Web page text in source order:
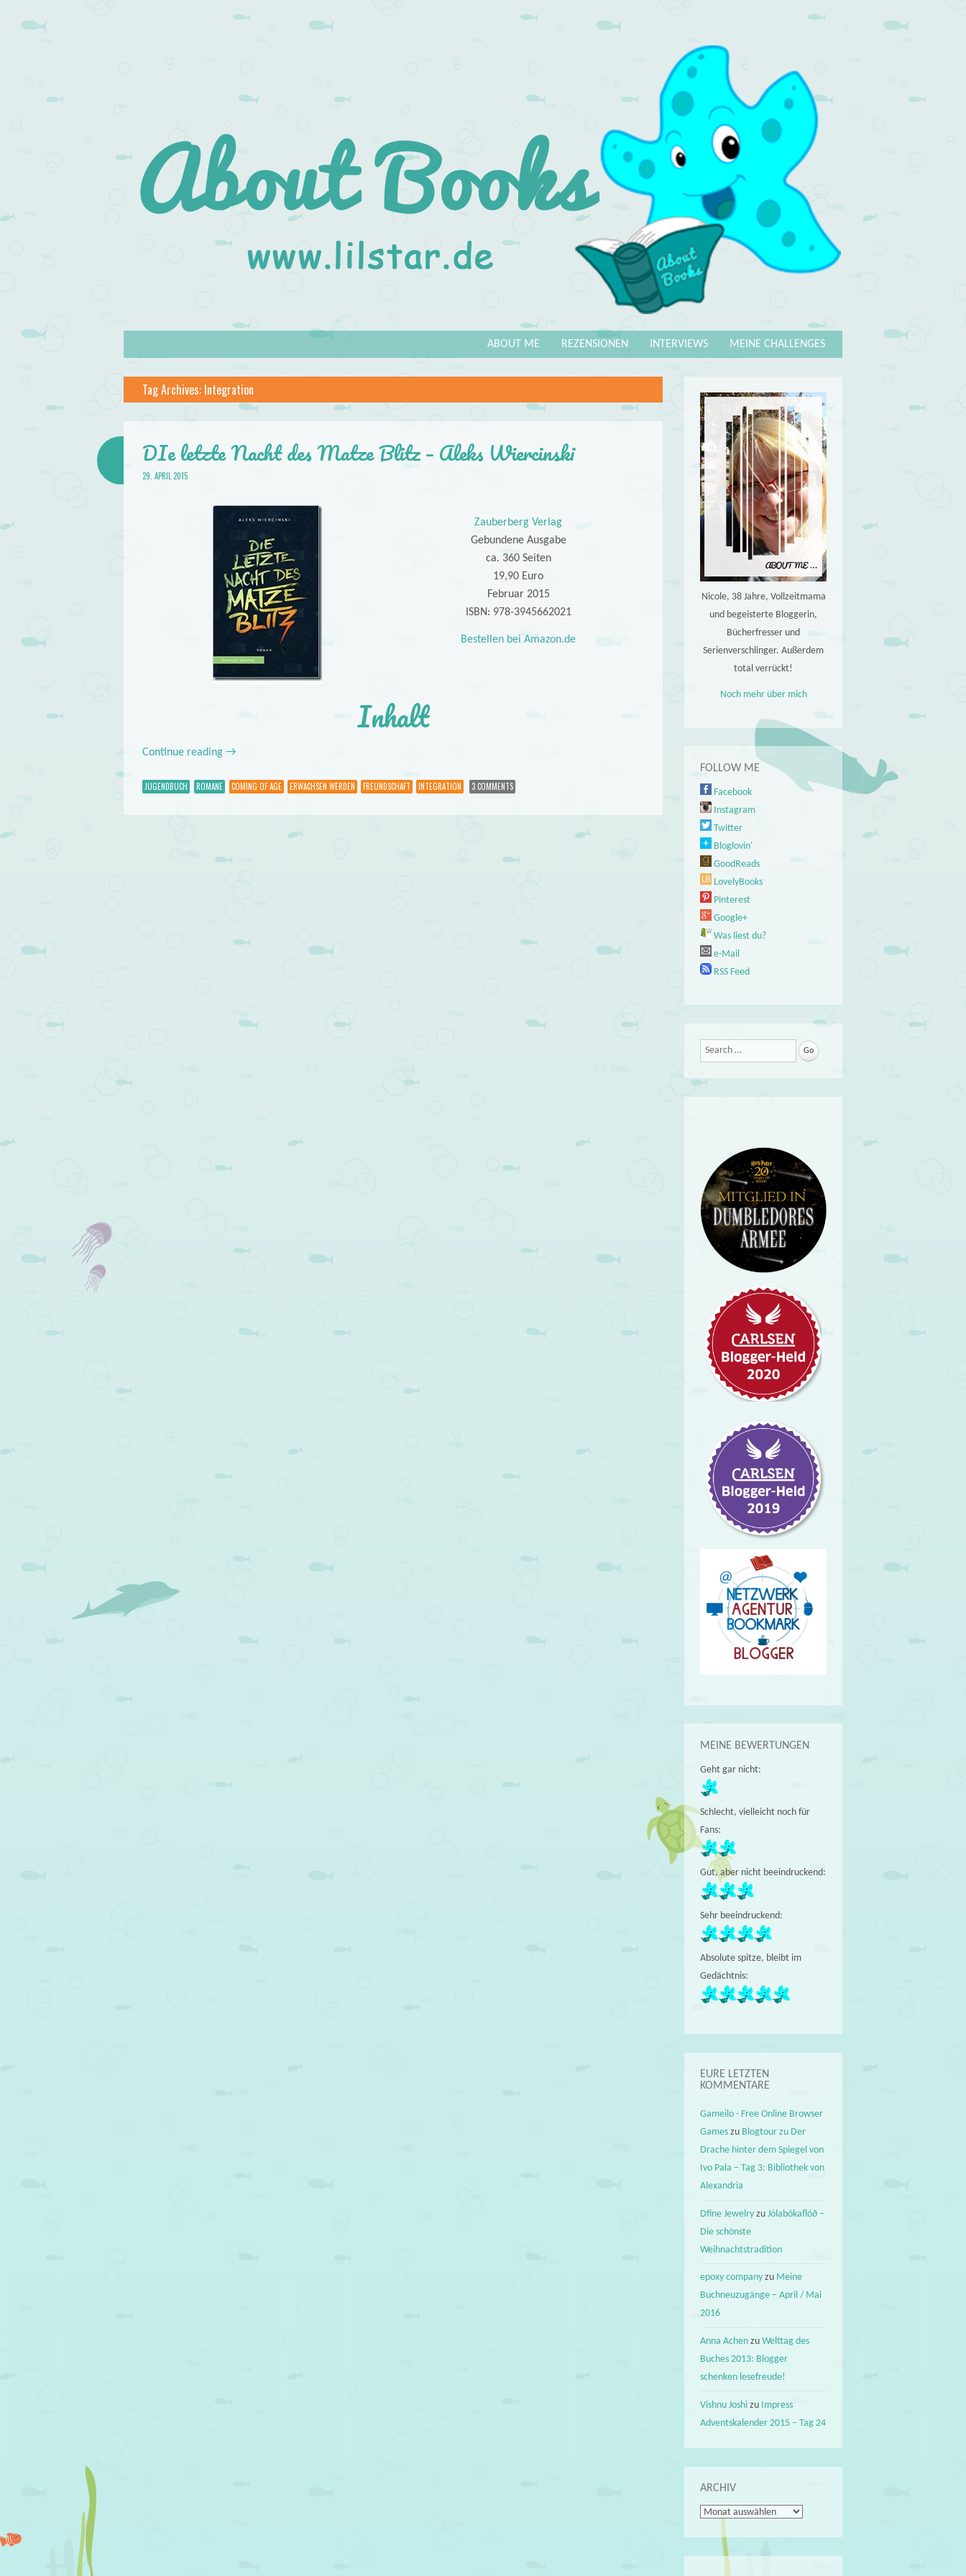
About
Books
Menu MEINE CHALLENGES
INTERVIEWS
REZENSIONEN
ABOUT ME
Tag Archives: Integration
DIe letzte Nacht des Matze Blitz – Aleks Wiercinski
29. APRIL 2015
Zauberberg Verlag
Gebundene Ausgabe
ca. 360 Seiten
19,90 Euro
Februar 2015
ISBN: 978-3945662021
Bestellen bei Amazon.de
Inhalt
Continue reading →
JUGENDBUCH ROMANE COMING OF AGE ERWACHSEN WERDEN FREUNDSCHAFT INTEGRATION 3 COMMENTS
Post navigation
Nicole, 38 Jahre, Vollzeitmama
und begeisterte Bloggerin,
Bücherfresser und
Serienverschlinger. Außerdem
total verrückt!
Noch mehr über mich
FOLLOW ME
Facebook
Instagram
Twitter
Bloglovin'
GoodReads
LovelyBooks
Pinterest
Google+
Was liest du?
e-Mail
RSS Feed
Search
MEINE BEWERTUNGEN
Geht gar nicht:
Schlecht, vielleicht noch für
Fans:
Gut, aber nicht beeindruckend:
Sehr beeindruckend:
Absolute spitze, bleibt im
Gedächtnis:
EURE LETZTEN
KOMMENTARE
Gameilo - Free Online Browser
Games zu Blogtour zu Der
Drache hinter dem Spiegel von
Ivo Pala – Tag 3: Bibliothek von
Alexandria
Dfine Jewelry zuJólabókaflóð –
Die schönste
Weihnachtstradition
epoxy company zu Meine
Buchneuzugänge – April / Mai
2016
Anna Achen zuWelttag des
Buches 2013: Blogger
schenken lesefreude!
Vishnu Joshi zu Impress
Adventskalender 2015 – Tag 24
ARCHIV
Archiv